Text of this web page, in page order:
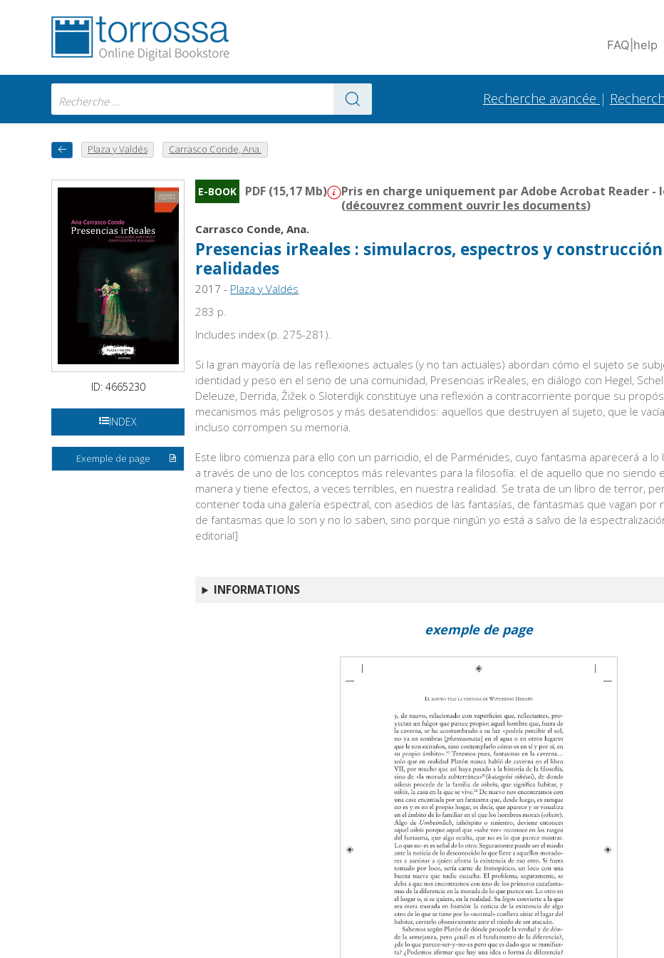
FAQ help
Recherche avancée |
Plaza y Valdés Carrasco Conde, Ana.
ID: 4665230
INDEX
Exemple de page
E-BOOK PDF (15,17 Mb)
Pris en charge uniquement par Adobe Acrobat Reader
(découvrez comment ouvrir les documents)
Carrasco Conde, Ana.
Presencias irReales : simulacros, espectros y
realidades
2017 - Plaza y Valdés
283 p.
Includes index (p. 275-281).
Si la gran mayoría de las reflexiones actuales (y no tan actuales) abordan cómo el sujeto se
identidad y peso en el seno de una comunidad, Presencias irReales, en diálogo con Hegel,
Deleuze, Derrida, Žižek o Sloterdijk constituye una reflexión a contracorriente porque su
mecanismos más peligrosos y más desatendidos: aquellos que destruyen al sujeto, que le
incluso corrompen su memoria.
Este libro comienza para ello con un parricidio, el de Parménides, cuyo fantasma aparecerá a lo
a través de uno de los conceptos más relevantes para la filosofía: el de aquello que no siendo
manera y tiene efectos, a veces terribles, en nuestra realidad. Se trata de un libro de terror,
contener toda una galería espectral, con asedios de las fantasías, de fantasmas que vagan por
de fantasmas que lo son y no lo saben, sino porque ningún yo está a salvo de la
editorial]
INFORMATIONS
exemple de page